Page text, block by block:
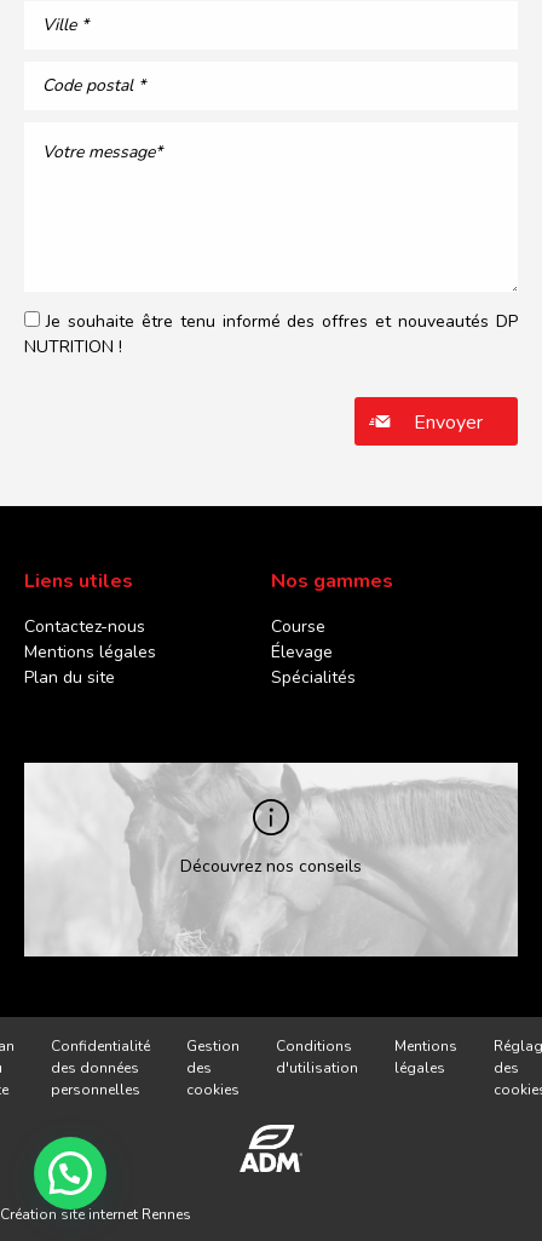
Je souhaite être tenu informé des offres et nouveautés DP
NUTRITION !
Liens utiles
Contactez-nous
Mentions légales
Plan du site
Nos gammes
Course
Élevage
Spécialités
Découvrez nos conseils
Confidentialité
des données
personnelles
Gestion
des
cookies
Conditions
d'utilisation
Mentions
légales
des
Création site internet Rennes